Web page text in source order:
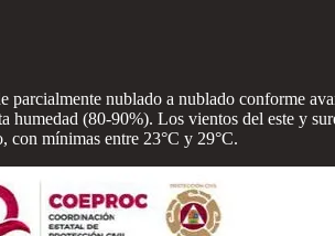
nublado a nublado conforme
(80-90%). Los vientos del este y
con mínimas entre 23°C y 29°C.